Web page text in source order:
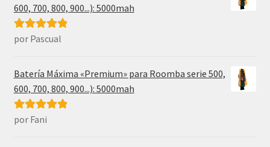
600, 700, 800, 900...): 5000mah
Valorado con
por Pascual
Batería Máxima «Premium» para Roomba serie 500,
600, 700, 800, 900...): 5000mah
Valorado con
por Fani